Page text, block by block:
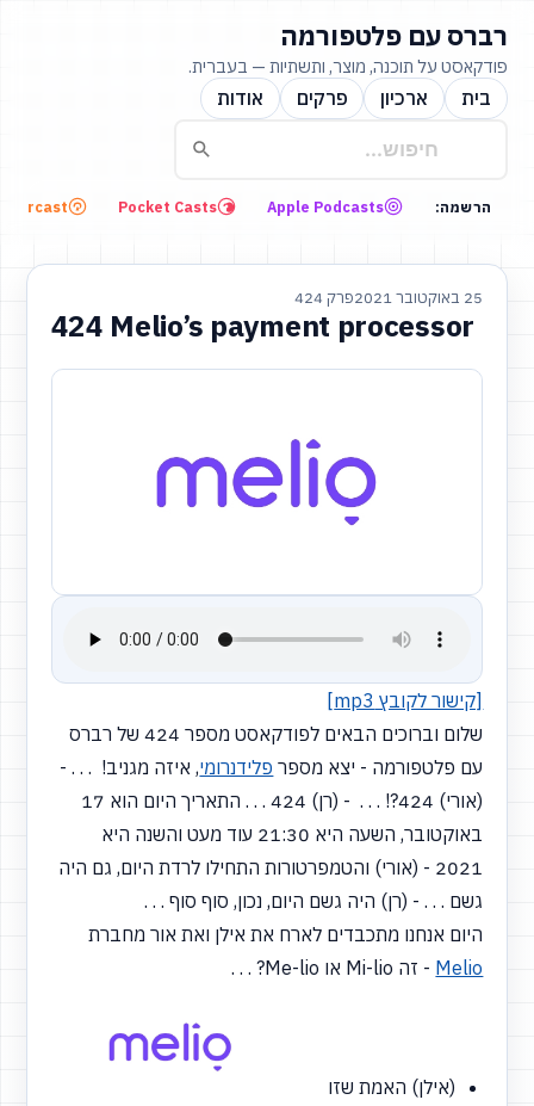
רברס עם פלטפורמה
פודקאסט על תוכנה, מוצר, ותשתיות — בעברית.
בית ארכיון פרקים אודות
הרשמה: Apple Podcasts
Pocket Casts
25 באוקטובר 2021 פרק 424
424 Melio’s payment processor
[קישור לקובץ mp3]
שלום וברוכים הבאים לפודקאסט מספר 424 של רברס
עם פלטפורמה - יצא מספר פלידנרומי, איזה מגניב! . . . -
(אורי)
(רן)
424 . . . התאריך היום הוא 17
באוקטובר, השעה היא 21:30 עוד מעט והשנה היא
2021 -
(אורי) והטמפרטורות התחילו לרדת היום, גם היה
גשם . . . - (רן) היה גשם היום, נכון, סוף סוף . . .
היום אנחנו מתכבדים לארח את אילן ואת אור מחברת
Melio - זה Mi-lio או Me-lio? . . .
(אילן) האמת שזו